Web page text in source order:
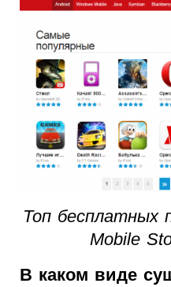
Топ бесплатных
Mobile
В каком виде